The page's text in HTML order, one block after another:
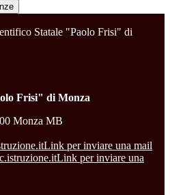
Statale "Paolo Frisi" di
Frisi" di Monza
Monza MB
Link per inviare una mail
Link per inviare una